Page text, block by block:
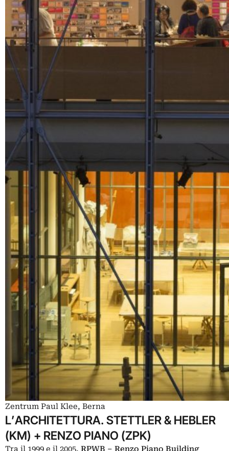
Zentrum Paul Klee, Berna
L’ARCHITETTURA. STETTLER & HEBLER
(KM) + RENZO PIANO (ZPK)
Tra il 1999 e il 2005, RPWB – Renzo Piano Building